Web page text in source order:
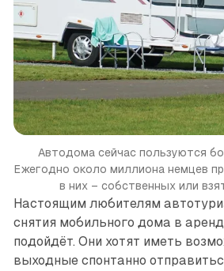
Автодома сейчас пользуются
Ежегодно около миллиона немцев
в них – собственных или
Настоящим любителям
снятия мобильного дома в
подойдёт. Они хотят иметь
выходные спонтанно